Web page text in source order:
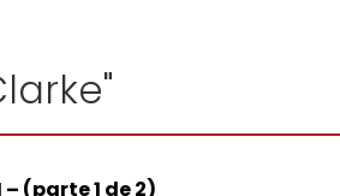
– (parte 1 de 2)